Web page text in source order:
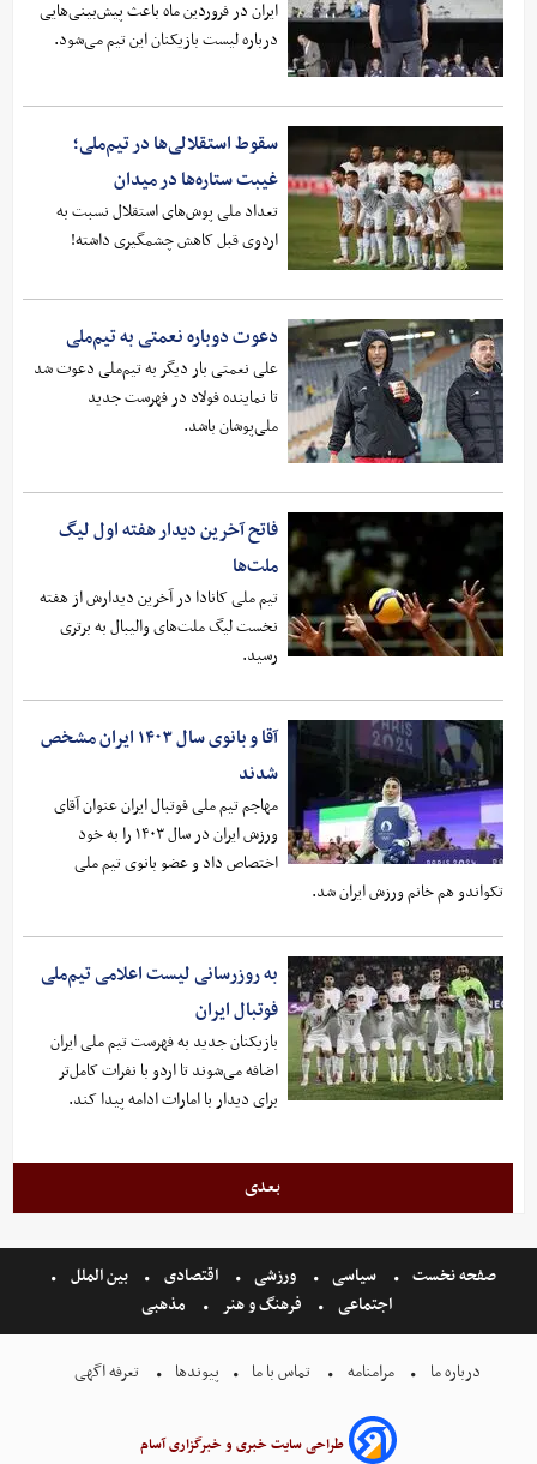
ایران در فروردین ماه باعث پیش‌بینی‌هایی
درباره لیست بازیکنان این تیم می‌شود.
سقوط استقلالی‌ها در تیم‌ملی؛
غیبت ستاره‌ها در میدان
تعداد ملی پوش‌های استقلال نسبت به
اردوی قبل کاهش چشمگیری داشته!
دعوت دوباره نعمتی به تیم‌ملی
علی نعمتی بار دیگر به تیم‌ملی دعوت شد
تا نماینده فولاد در فهرست جدید
ملی‌پوشان باشد.
فاتح آخرین دیدار هفته اول لیگ
ملت‌ها
تیم ملی کانادا در آخرین دیدارش از هفته
نخست لیگ ملت‌های والیبال به برتری
رسید.
آقا و بانوی سال ۱۴۰۳ ایران مشخص
شدند
مهاجم تیم ملی فوتبال ایران عنوان آقای
ورزش ایران در سال ۱۴۰۳ را به خود
اختصاص داد و عضو بانوی تیم ملی
تکواندو هم خانم ورزش ایران شد.
به روزرسانی لیست اعلامی تیم‌ملی
فوتبال ایران
بازیکنان جدید به فهرست تیم ملی ایران
اضافه می‌شوند تا اردو با نفرات کامل‌تر
برای دیدار با امارات ادامه پیدا کند.
بعدی
صفحه نخست سیاسی ورزشی اقتصادی
بین الملل
اجتماعی
فرهنگ و هنر مذهبی
درباره ما مرامنامه تماس با ما پیوندها تعرفه اگهی
طراحی سایت خبری و خبرگزاری آسام